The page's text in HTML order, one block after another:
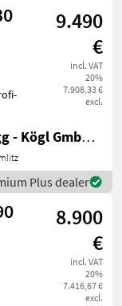
9.490
€
incl. VAT
20%
7.908,33 €
excl.
Ledinegg - Kögl GmbH - Obst- und Weinbautechnik
Plus dealer
8.900
€
incl. VAT
20%
7.416,67 €
excl.